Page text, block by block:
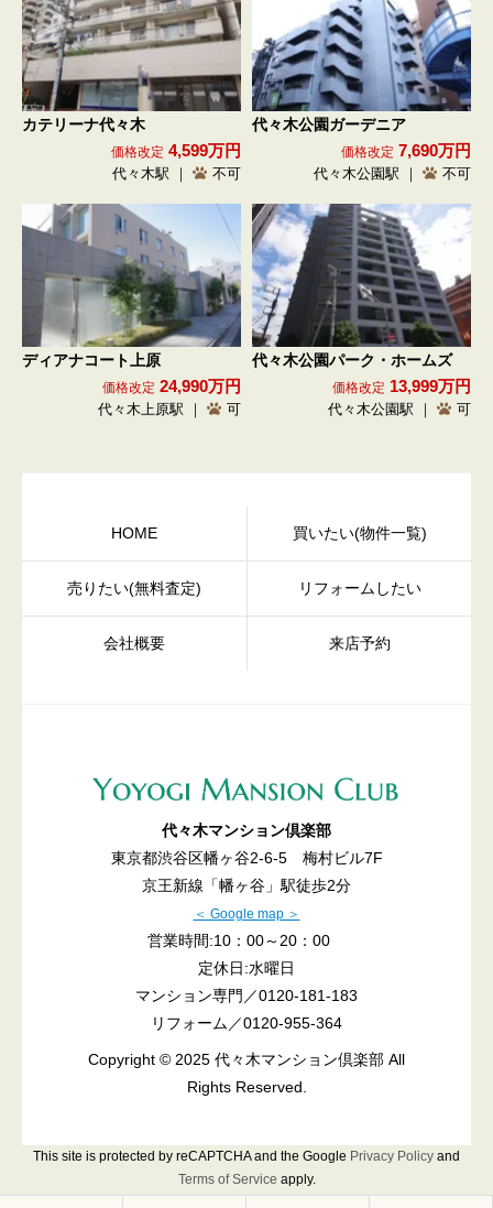
カテリーナ代々木
価格改定 4,599万円
代々木駅 ｜ 不可
代々木公園ガーデニア
価格改定 7,690万円
代々木公園駅 ｜ 不可
ディアナコート上原
価格改定 24,990万円
代々木上原駅 ｜ 可
代々木公園パーク・ホームズ
価格改定 13,999万円
代々木公園駅 ｜ 可
HOME 買いたい(物件一覧)
売りたい(無料査定) リフォームしたい
会社概要 来店予約
代々木マンション倶楽部
東京都渋谷区幡ヶ谷2-6-5 梅村ビル7F
京王新線「幡ヶ谷」駅徒歩2分
＜ Google map ＞
営業時間:10：00～20：00
定休日:水曜日
マンション専門／0120-181-183
リフォーム／0120-955-364
Copyright © 2025 代々木マンション倶楽部 All
Rights Reserved.
This site is protected by reCAPTCHA and the Google Privacy Policy and
Terms of Service apply.